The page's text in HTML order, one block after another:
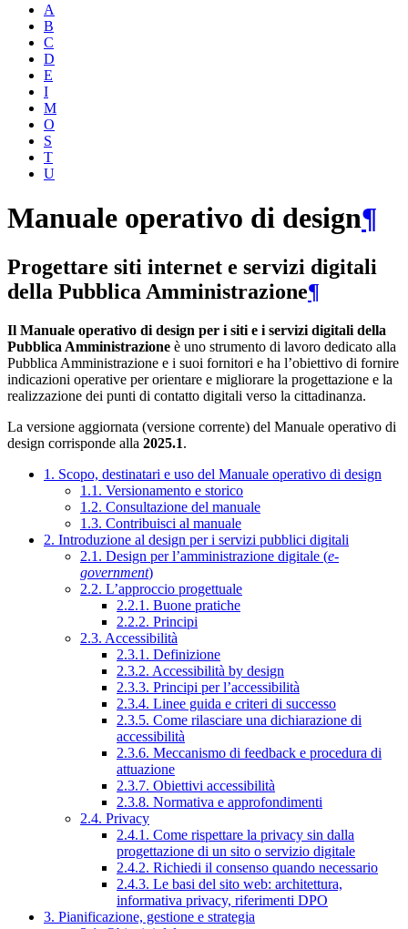
A
B
C
D
E
I
M
O
S
T
U
Manuale operativo di design¶
Progettare siti internet e servizi digitali
della Pubblica Amministrazione¶
Il Manuale operativo di design per i siti e i servizi digitali della
Pubblica Amministrazione è uno strumento di lavoro dedicato alla
Pubblica Amministrazione e i suoi fornitori e ha l’obiettivo di fornire
indicazioni operative per orientare e migliorare la progettazione e la
realizzazione dei punti di contatto digitali verso la cittadinanza.
La versione aggiornata (versione corrente) del Manuale operativo di
design corrisponde alla 2025.1.
1. Scopo, destinatari e uso del Manuale operativo di design
1.1. Versionamento e storico
1.2. Consultazione del manuale
1.3. Contribuisci al manuale
2. Introduzione al design per i servizi pubblici digitali
2.1. Design per l’amministrazione digitale (e-
government)
2.2. L’approccio progettuale
2.2.1. Buone pratiche
2.2.2. Principi
2.3. Accessibilità
2.3.1. Definizione
2.3.2. Accessibilità by design
2.3.3. Principi per l’accessibilità
2.3.4. Linee guida e criteri di successo
2.3.5. Come rilasciare una dichiarazione di
accessibilità
2.3.6. Meccanismo di feedback e procedura di
attuazione
2.3.7. Obiettivi accessibilità
2.3.8. Normativa e approfondimenti
2.4. Privacy
2.4.1. Come rispettare la privacy sin dalla
progettazione di un sito o servizio digitale
2.4.2. Richiedi il consenso quando necessario
2.4.3. Le basi del sito web: architettura,
informativa privacy, riferimenti DPO
3. Pianificazione, gestione e strategia